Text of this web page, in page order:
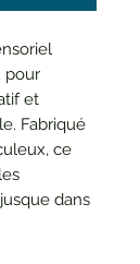
pour
et
Fabriqué
ce
dans